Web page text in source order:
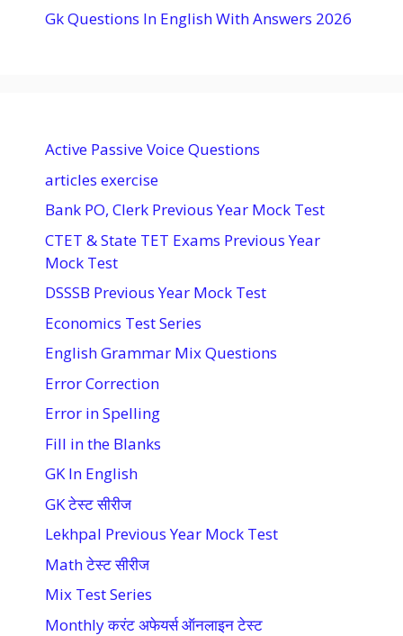
Gk Questions In English With Answers 2026
Active Passive Voice Questions
articles exercise
Bank PO, Clerk Previous Year Mock Test
CTET & State TET Exams Previous Year
Mock Test
DSSSB Previous Year Mock Test
Economics Test Series
English Grammar Mix Questions
Error Correction
Error in Spelling
Fill in the Blanks
GK In English
GK टेस्ट सीरीज
Lekhpal Previous Year Mock Test
Math टेस्ट सीरीज
Mix Test Series
Monthly करंट अफेयर्स ऑनलाइन टेस्ट